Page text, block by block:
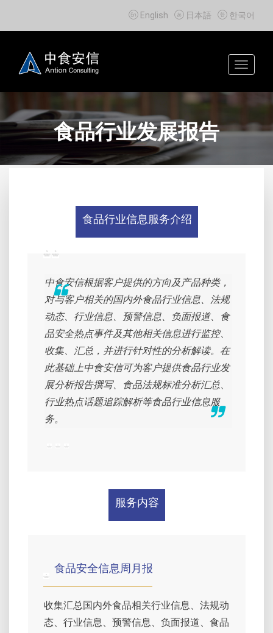
 English  日本語  한국어
Toggle
食品行业发展报告
食品行业信息服务介绍
中食安信根据客户提供的方向及产品种类，
对与客户相关的国内外食品行业信息、法规
动态、行业信息、预警信息、负面报道、食
品安全热点事件及其他相关信息进行监控、
收集、汇总，并进行针对性的分析解读。在
此基础上中食安信可为客户提供食品行业发
展分析报告撰写、食品法规标准分析汇总、
行业热点话题追踪解析等食品行业信息服
务。
服务内容
食品安全信息周月报
收集汇总国内外食品相关行业信息、法规动
态、行业信息、预警信息、负面报道、食品